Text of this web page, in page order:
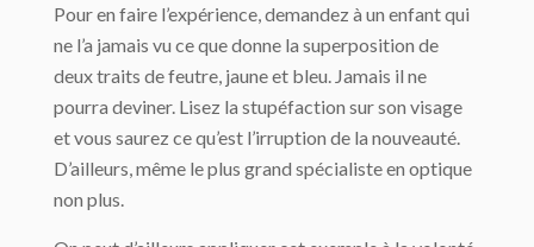
Pour en faire l’expérience, demandez à un enfant qui
ne l’a jamais vu ce que donne la superposition de
deux traits de feutre, jaune et bleu. Jamais il ne
pourra deviner. Lisez la stupéfaction sur son visage
et vous saurez ce qu’est l’irruption de la nouveauté.
D’ailleurs, même le plus grand spécialiste en optique
non plus.